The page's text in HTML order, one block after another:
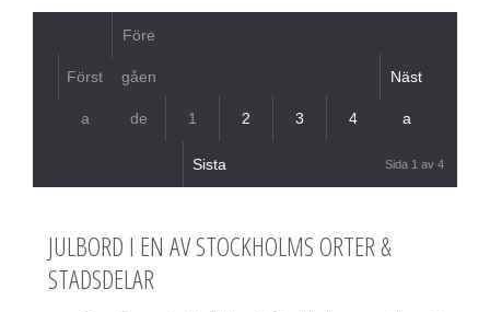
Först
a
Före
gåen
de 1 2 3 4
Näst
a
Sista Sida 1 av 4
JULBORD I EN AV STOCKHOLMS ORTER &
STADSDELAR